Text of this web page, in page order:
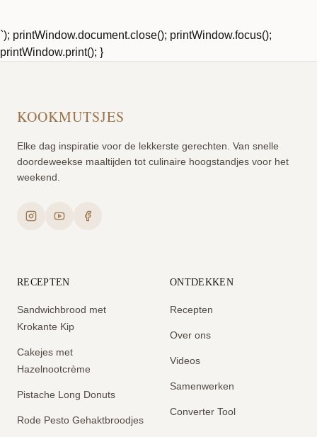
`); printWindow.document.close(); printWindow.focus();
printWindow.print(); }
KOOKMUTSJES
Elke dag inspiratie voor de lekkerste gerechten. Van snelle
doordeweekse maaltijden tot culinaire hoogstandjes voor het
weekend.
RECEPTEN
Sandwichbrood met
Krokante Kip
Cakejes met
Hazelnootcrème
Pistache Long Donuts
Rode Pesto Gehaktbroodjes
ONTDEKKEN
Recepten
Over ons
Videos
Samenwerken
Converter Tool